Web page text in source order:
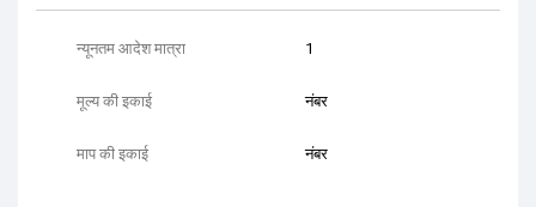
न्यूनतम आदेश मात्रा 1
मूल्य की इकाई नंबर
माप की इकाई नंबर